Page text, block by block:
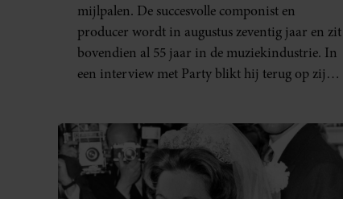
mijlpalen. De succesvolle componist en
producer wordt in augustus zeventig jaar en zit
bovendien al 55 jaar in de muziekindustrie. In
een interview met Party blikt hij terug op zijn
tegenwoordig liggen: zijn gezin.